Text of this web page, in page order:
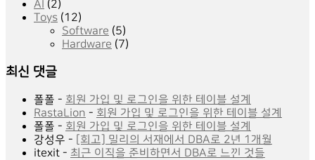
AI (2)
Toys (12)
Software (5)
Hardware (7)
최신 댓글
폴폴 - 회원 가입 및 로그인을 위한 테이블 설계
RastaLion - 회원 가입 및 로그인을 위한 테이블 설계
폴폴 - 회원 가입 및 로그인을 위한 테이블 설계
강성우 - [회고] 밀리의 서재에서 DBA로 2년 1개월
itexit - 최근 이직을 준비하면서 DBA로 느낀 것들